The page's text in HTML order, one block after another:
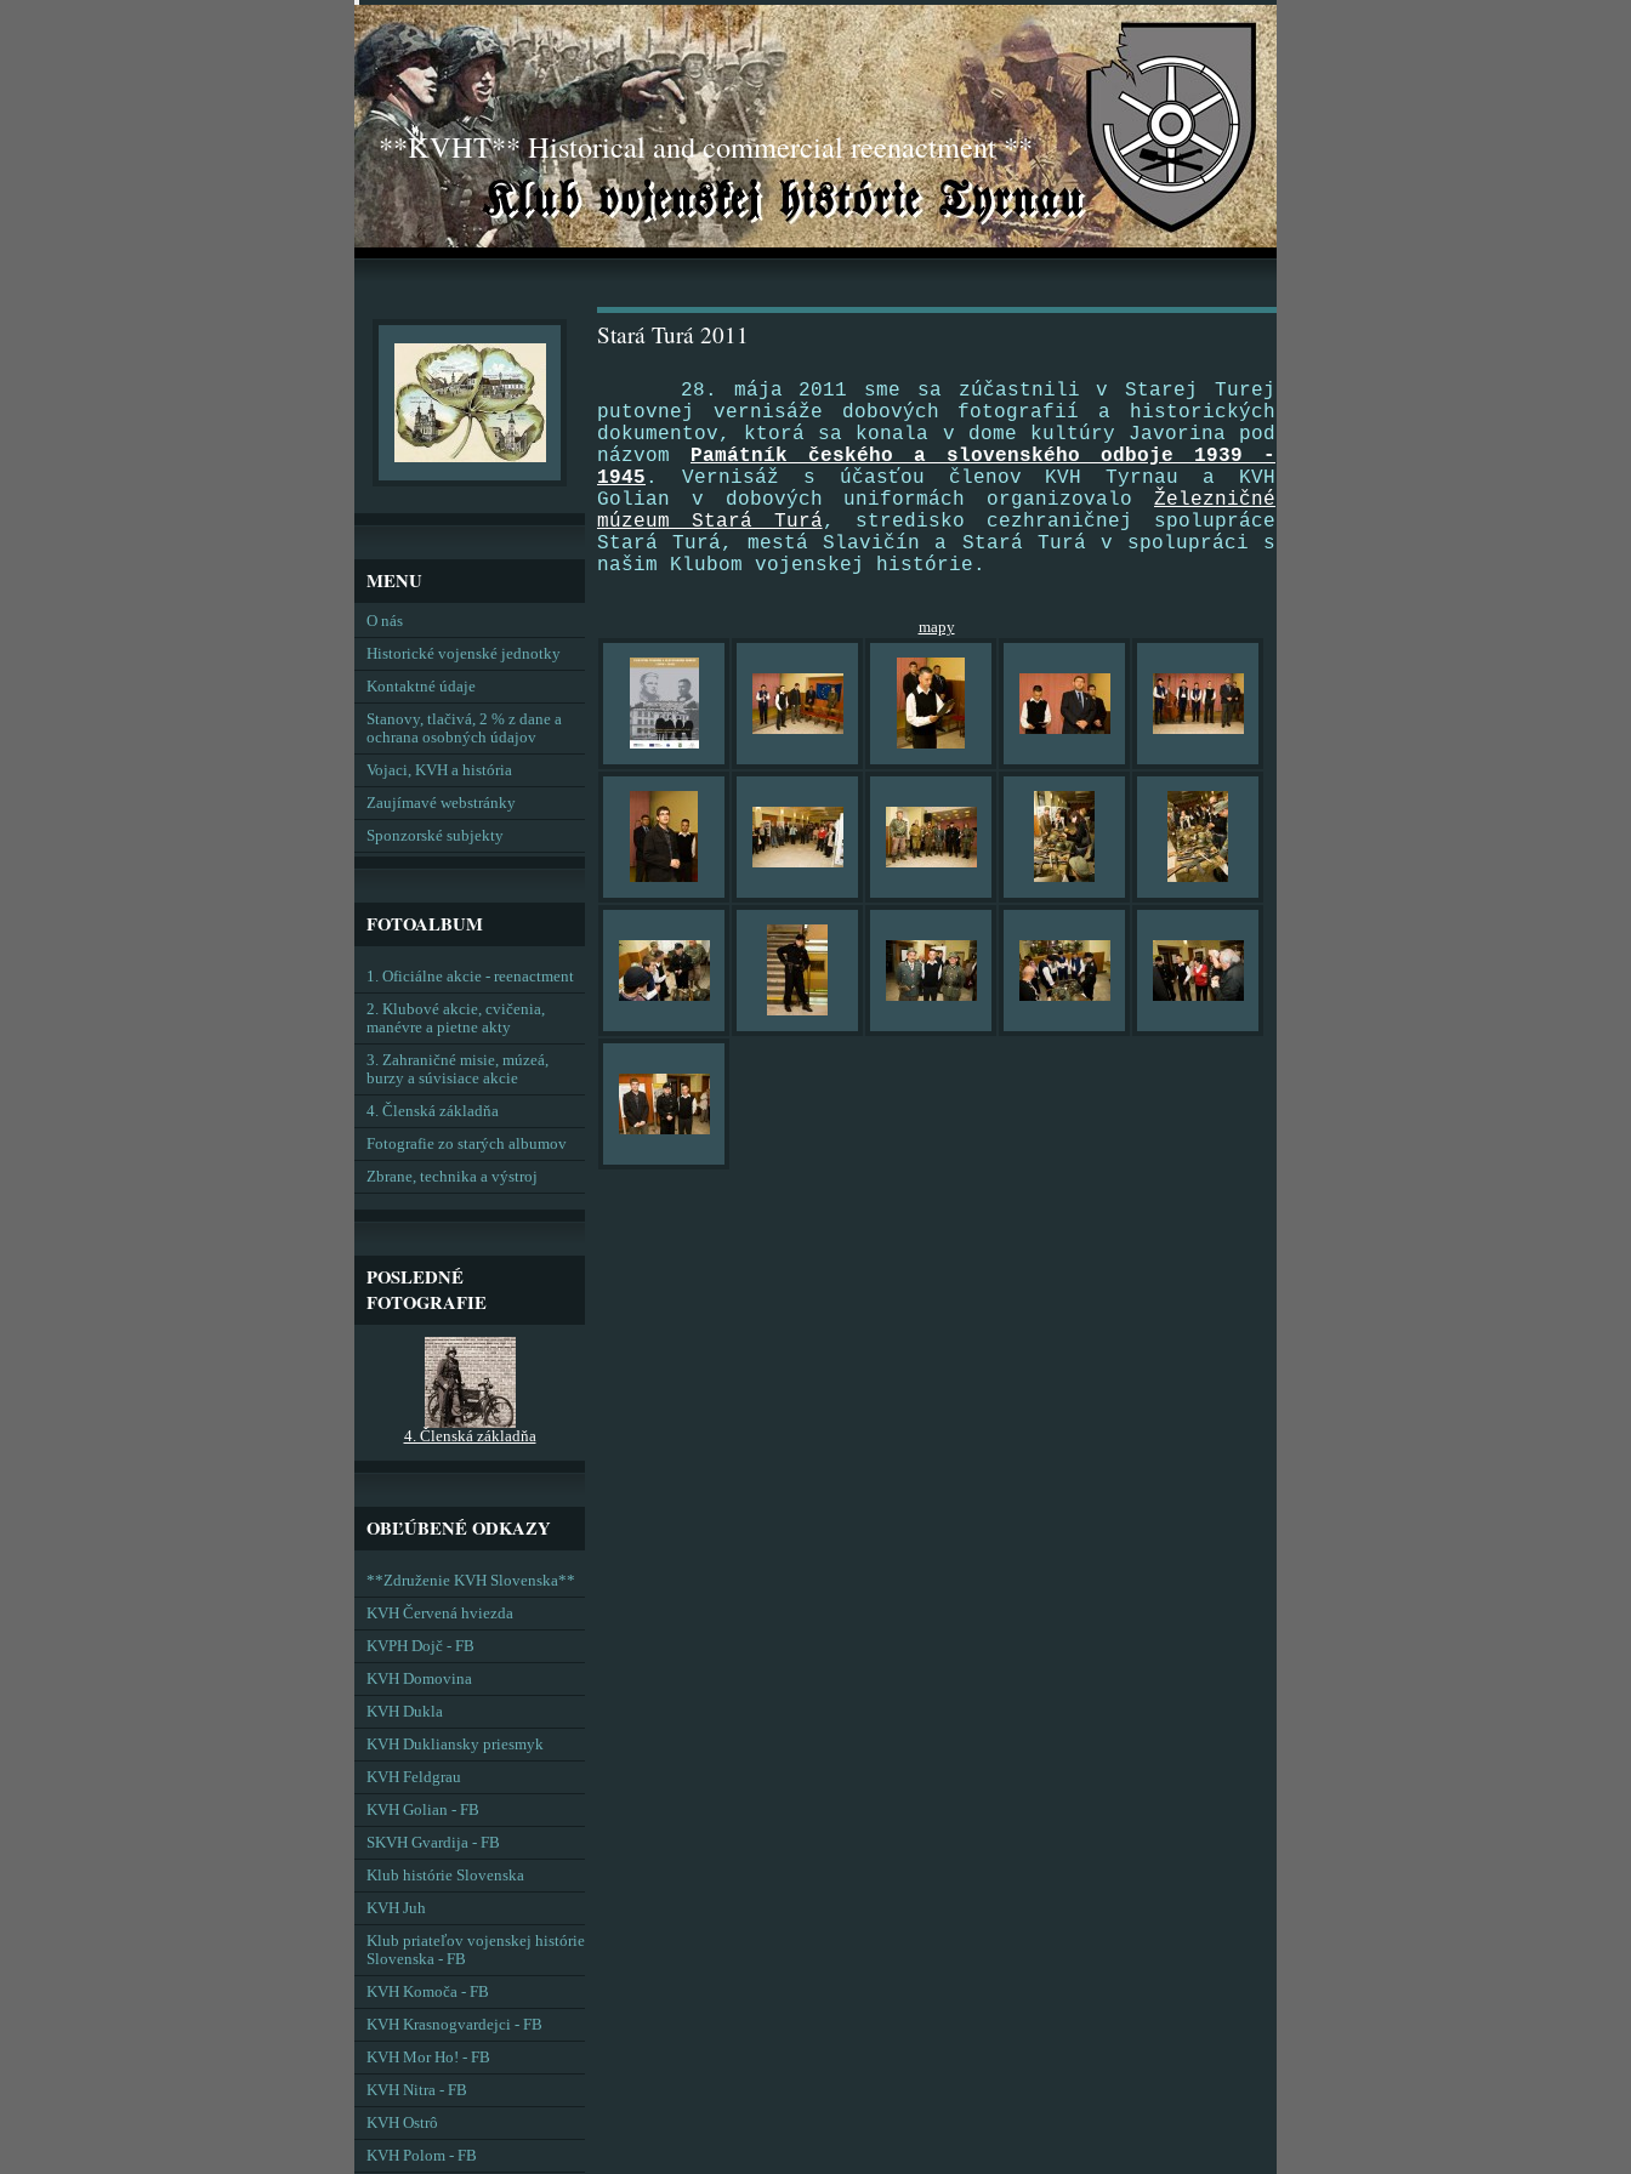
**KVHT** Historical and commercial reenactment **
Stará Turá 2011
28. mája 2011 sme sa zúčastnili v Starej Turej
putovnej vernisáže dobových fotografií a historických
dokumentov, ktorá sa konala v dome kultúry Javorina pod
názvom Památník českého a slovenského odboje 1939 -
1945 . Vernisáž s účasťou členov KVH Tyrnau a KVH
Golian v dobových uniformách organizovalo Železničné
múzeum Stará Turá, stredisko cezhraničnej spolupráce
Stará Turá, mestá Slavičín a Stará Turá v spolupráci s
našim Klubom vojenskej histórie.
mapy
MENU
O nás
Historické vojenské jednotky
Kontaktné údaje
Stanovy, tlačivá, 2 % z dane a
ochrana osobných údajov
Vojaci, KVH a história
Zaujímavé webstránky
Sponzorské subjekty
FOTOALBUM
1. Oficiálne akcie - reenactment
2. Klubové akcie, cvičenia,
manévre a pietne akty
3. Zahraničné misie, múzeá,
burzy a súvisiace akcie
4. Členská základňa
Fotografie zo starých albumov
Zbrane, technika a výstroj
POSLEDNÉ
FOTOGRAFIE
4. Členská základňa
OBĽÚBENÉ ODKAZY
**Združenie KVH Slovenska**
KVH Červená hviezda
KVPH Dojč - FB
KVH Domovina
KVH Dukla
KVH Dukliansky priesmyk
KVH Feldgrau
KVH Golian - FB
SKVH Gvardija - FB
Klub histórie Slovenska
KVH Juh
Klub priateľov vojenskej histórie
Slovenska - FB
KVH Komoča - FB
KVH Krasnogvardejci - FB
KVH Mor Ho! - FB
KVH Nitra - FB
KVH Ostrô
KVH Polom - FB